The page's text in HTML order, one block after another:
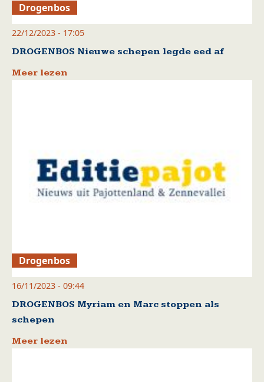
Drogenbos
22/12/2023 - 17:05
DROGENBOS Nieuwe schepen legde eed af
Meer lezen
Drogenbos
16/11/2023 - 09:44
DROGENBOS Myriam en Marc stoppen als
schepen
Meer lezen